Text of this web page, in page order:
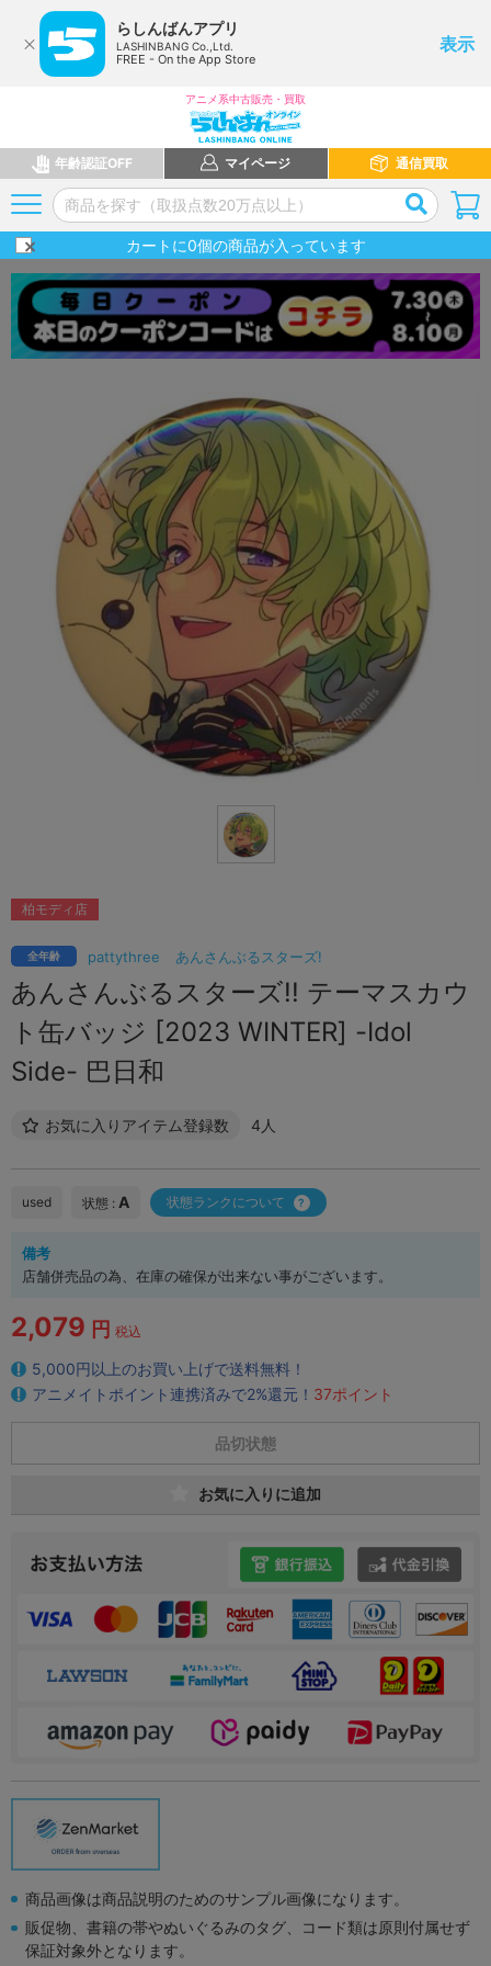
らしんばんアプリ
LASHINBANG Co.,Ltd.
FREE - On the App Store
表示
アニメ系中古販売・買取
年齢認証OFF マイページ 通信買取
カートに0個の商品が入っています
pattythree あんさんぶるスターズ!
全年齢
あんさんぶるスターズ!! テーマスカウ
ト缶バッジ [2023 WINTER] -Idol
Side- 巴日和
お気に入りアイテム登録数 4人
柏モディ店
used 状態 : A 状態ランクについて
備考
店舗併売品の為、在庫の確保が出来ない事がございます。
2,079 円 税込
5,000円以上のお買い上げで送料無料！
アニメイトポイント連携済みで2%還元！ 37ポイント
品切状態
お気に入りに追加
商品画像は商品説明のためのサンプル画像になります。
販促物、書籍の帯やぬいぐるみのタグ、コード類は原則付属せず
保証対象外となります。